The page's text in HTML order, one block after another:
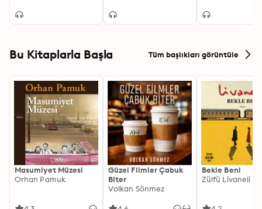
Bu Kitaplarla Başla Tüm başlıkları görüntüle
Masumiyet Müzesi
Orhan Pamuk
Güzel Filmler Çabuk
Biter
Volkan Sönmez
Bekle Beni
Zülfü Livaneli